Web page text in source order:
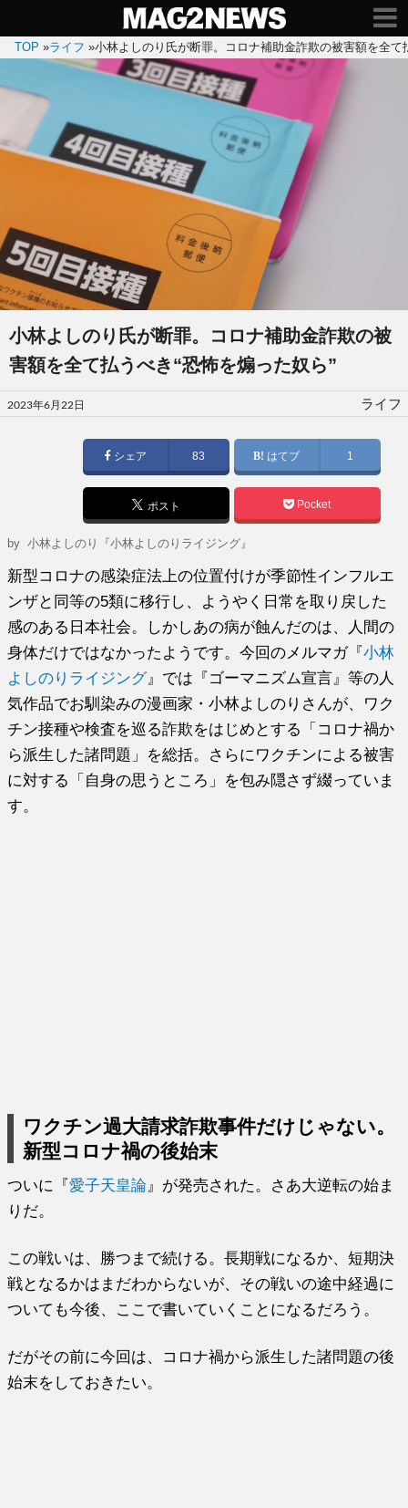
TOP »ライフ »小林よしのり氏が断罪。コロナ補助金詐欺の被害額を全て
小林よしのり氏が断罪。コロナ補助金詐欺の被
害額を全て払うべき“恐怖を煽った奴ら”
投
稿
2023年6月22日 ライフ
シェア 83 はてブ 1
ポスト Pocket
by小林よしのり『小林よしのりライジング』
新型コロナの感染症法上の位置付けが季節性インフルエ
ンザと同等の5類に移行し、ようやく日常を取り戻した
感のある日本社会。しかしあの病が蝕んだのは、人間の
身体だけではなかったようです。今回のメルマガ『小林
よしのりライジング』では『ゴーマニズム宣言』等の人
気作品でお馴染みの漫画家・小林よしのりさんが、ワク
チン接種や検査を巡る詐欺をはじめとする「コロナ禍か
ら派生した諸問題」を総括。さらにワクチンによる被害
に対する「自身の思うところ」を包み隠さず綴っていま
す。
ワクチン過大請求詐欺事件だけじゃない。
新型コロナ禍の後始末
ついに『愛子天皇論 』が発売された。さあ大逆転の始ま
りだ。
この戦いは、勝つまで続ける。長期戦になるか、短期決
戦となるかはまだわからないが、その戦いの途中経過に
ついても今後、ここで書いていくことになるだろう。
だがその前に今回は、コロナ禍から派生した諸問題の後
始末をしておきたい。